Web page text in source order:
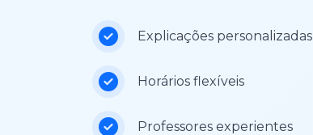
Explicações personalizadas
Horários flexíveis
Professores experientes